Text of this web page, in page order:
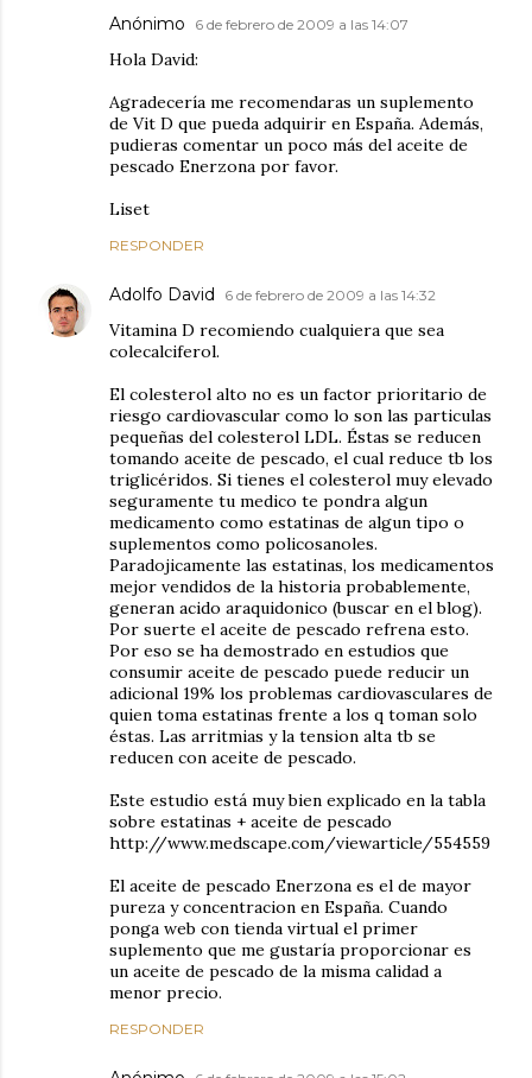
Anónimo 6 de febrero de 2009 a las 14:07
Hola David:
Agradecería me recomendaras un suplemento
de Vit D que pueda adquirir en España. Además,
pudieras comentar un poco más del aceite de
pescado Enerzona por favor.
Liset
RESPONDER
Adolfo David 6 de febrero de 2009 a las 14:32
Vitamina D recomiendo cualquiera que sea
colecalciferol.
El colesterol alto no es un factor prioritario de
riesgo cardiovascular como lo son las particulas
pequeñas del colesterol LDL. Éstas se reducen
tomando aceite de pescado, el cual reduce tb los
triglicéridos. Si tienes el colesterol muy elevado
seguramente tu medico te pondra algun
medicamento como estatinas de algun tipo o
suplementos como policosanoles.
Paradojicamente las estatinas, los medicamentos
mejor vendidos de la historia probablemente,
generan acido araquidonico (buscar en el blog).
Por suerte el aceite de pescado refrena esto.
Por eso se ha demostrado en estudios que
consumir aceite de pescado puede reducir un
adicional 19% los problemas cardiovasculares de
quien toma estatinas frente a los q toman solo
éstas. Las arritmias y la tension alta tb se
reducen con aceite de pescado.
Este estudio está muy bien explicado en la tabla
sobre estatinas + aceite de pescado
http://www.medscape.com/viewarticle/554559
El aceite de pescado Enerzona es el de mayor
pureza y concentracion en España. Cuando
ponga web con tienda virtual el primer
suplemento que me gustaría proporcionar es
un aceite de pescado de la misma calidad a
menor precio.
RESPONDER